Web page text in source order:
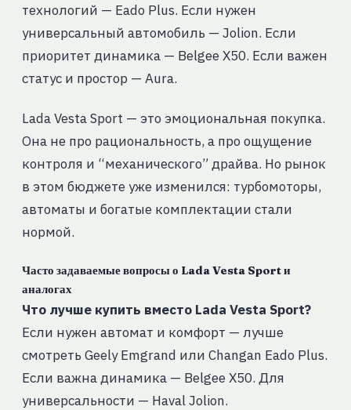
технологий — Eado Plus. Если нужен
универсальный автомобиль — Jolion. Если
приоритет динамика — Belgee X50. Если важен
статус и простор — Aura.
Lada Vesta Sport — это эмоциональная покупка.
Она не про рациональность, а про ощущение
контроля и “механического” драйва. Но рынок
в этом бюджете уже изменился: турбомоторы,
автоматы и богатые комплектации стали
нормой.
Часто задаваемые вопросы о Lada Vesta Sport и
аналогах
Что лучше купить вместо Lada Vesta Sport?
Если нужен автомат и комфорт — лучше
смотреть Geely Emgrand или Changan Eado Plus.
Если важна динамика — Belgee X50. Для
универсальности — Haval Jolion.